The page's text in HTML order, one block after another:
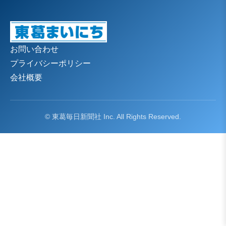
お問い合わせ
プライバシーポリシー
会社概要
© 東葛毎日新聞社 Inc. All Rights Reserved.